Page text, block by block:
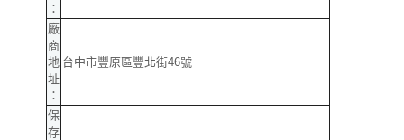
：
廠
商
地
址
：
台中市豐原區豐北街46號
保
存